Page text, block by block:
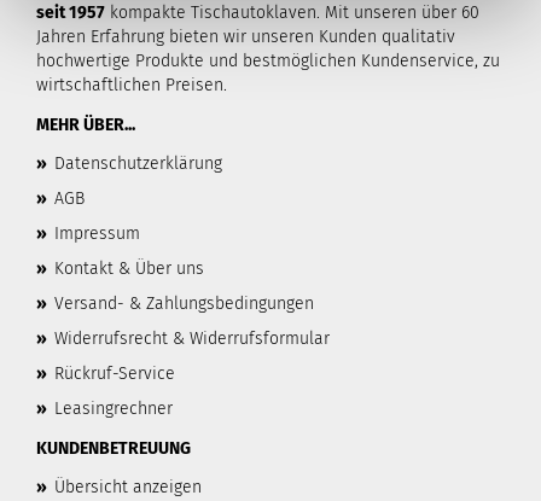
seit 1957 kompakte Tischautoklaven. Mit unseren über 60
Jahren Erfahrung bieten wir unseren Kunden qualitativ
hochwertige Produkte und bestmöglichen Kundenservice, zu
wirtschaftlichen Preisen.
MEHR ÜBER...
» Datenschutzerklärung
» AGB
» Impressum
» Kontakt & Über uns
» Versand- & Zahlungsbedingungen
» Widerrufsrecht & Widerrufsformular
» Rückruf-Service
» Leasingrechner
KUNDENBETREUUNG
» Übersicht anzeigen